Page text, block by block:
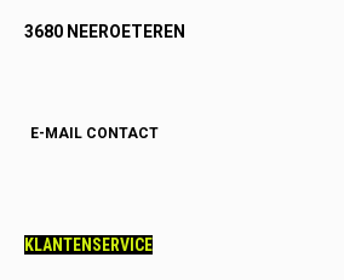
3680 NEEROETEREN
E-MAIL CONTACT
KLANTENSERVICE